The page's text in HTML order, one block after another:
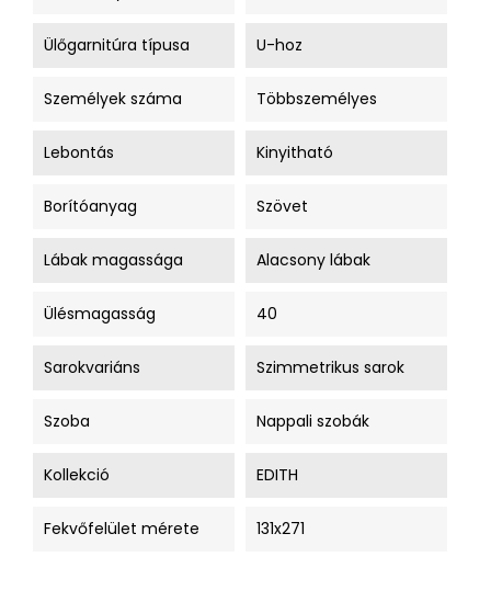
Ülőgarnitúra típusa U-hoz
Személyek száma Többszemélyes
Lebontás Kinyitható
Borítóanyag Szövet
Lábak magassága Alacsony lábak
Ülésmagasság 40
Sarokvariáns Szimmetrikus sarok
Szoba Nappali szobák
Kollekció EDITH
Fekvőfelület mérete 131x271